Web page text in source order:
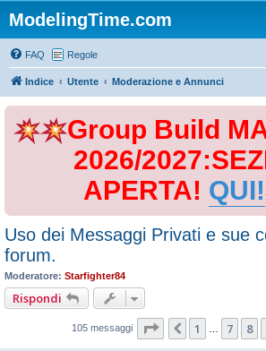
ModelingTime.com
FAQ Regole
Indice Utente Moderazione e Annunci
Group Build
2026/
APERTA! QUI!
Uso dei Messaggi Privati e sue
forum.
Moderatore: Starfighter84
Rispondi
105 messaggi Pagina di11
Precedente
1 7 8